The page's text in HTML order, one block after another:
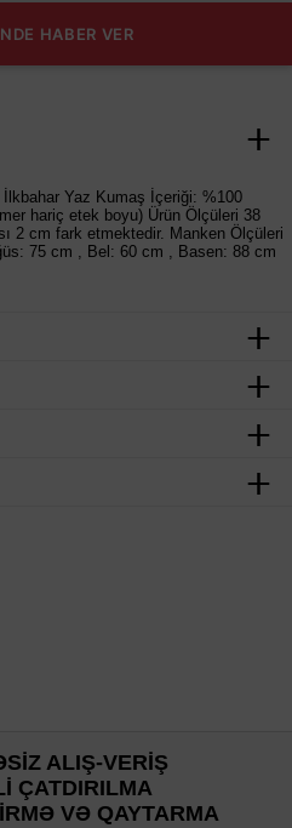
HABER VER
Yaz Kumaş İçeriği: %100
hariç etek boyu) Ürün Ölçüleri 38
2 cm fark etmektedir. Manken Ölçüleri
75 cm , Bel: 60 cm , Basen: 88 cm
ALIŞ-VERİŞ
ÇATDIRILMA
VƏ QAYTARMA